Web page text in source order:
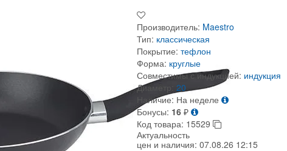
Производитель: Maestro
Тип: классическая
Покрытие: тефлон
Форма: круглые
Совместимы с индукцией: индукция
Диаметр: 20
Наличие: На неделе
Бонусы: 16 ₽
Код товара: 15529
Актуальность
цен и наличия: 07.08.26 12:15